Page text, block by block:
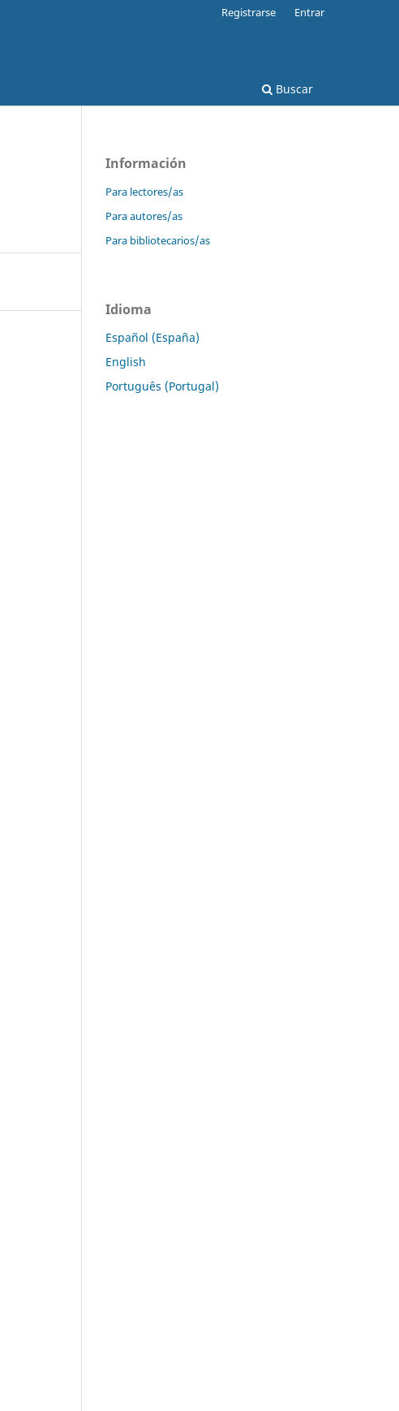
Buscar
Registrarse Entrar
Información
Para lectores/as
Para autores/as
Para bibliotecarios/as
Idioma
Español (España)
English
Português (Portugal)